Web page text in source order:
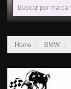
Home BMW